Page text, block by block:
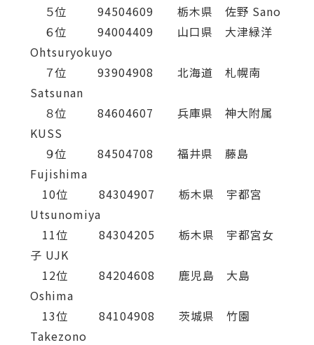
５位 94504609 栃木県 佐野 Sano
６位 94004409 山口県 大津緑洋
Ohtsuryokuyo
７位 93904908 北海道 札幌南
Satsunan
８位 84604607 兵庫県 神大附属
KUSS
９位 84504708 福井県 藤島
Fujishima
10位 84304907 栃木県 宇都宮
Utsunomiya
11位 84304205 栃木県 宇都宮女
子 UJK
12位 84204608 鹿児島 大島
Oshima
13位 84104908 茨城県 竹園
Takezono